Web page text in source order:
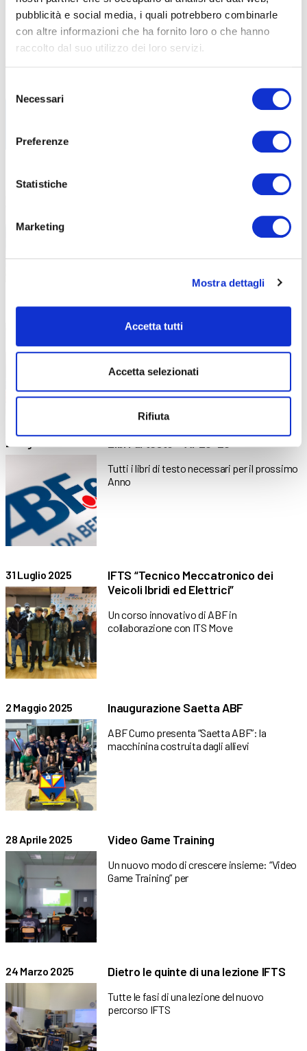
pubblicità e social media, i quali potrebbero combinarle
con altre informazioni che ha fornito loro o che hanno
raccolto dal suo utilizzo dei loro servizi.
delNecessari
Preferenze
Statistiche
Marketing
Mostra dettagli
Accetta tutti
Accetta selezionati
Rifiuta
30 Luglio 2026 Libri di testo – AF26-27
Tutti i libri di testo necessari per il prossimo
13 Maggio 2026
Stampatore di materie plastiche: al
via il nuovo corso GOL di ABF
Un percorso pratico per favorire il
reinserimento lavorativo nel settore
5 Dicembre 2025
Il DAE come oggetto sociale: il dono
di Gruppo Selini
Un presidio salvavita per la sicurezza,
25 Agosto 2025 Libri di testo – AF25-26
Tutti i libri di testo necessari per il prossimo
Anno
31 Luglio 2025
IFTS “Tecnico Meccatronico dei
Veicoli Ibridi ed Elettrici”
Un corso innovativo di ABF in
collaborazione con ITS Move
2 Maggio 2025 Inaugurazione Saetta ABF
ABF Curno presenta “Saetta ABF”: la
macchinina costruita dagli allievi
28 Aprile 2025 Video Game Training
Un nuovo modo di crescere insieme: “Video
Game Training” per
24 Marzo 2025 Dietro le quinte di una lezione IFTS
Tutte le fasi di una lezione del nuovo
percorso IFTS